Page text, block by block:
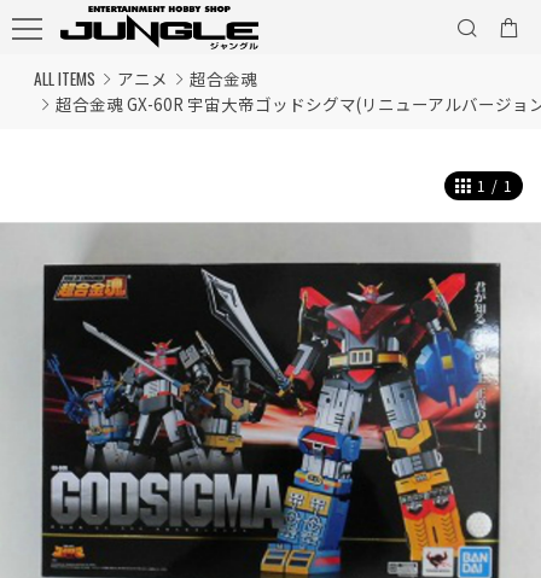
ALL ITEMS アニメ
超合金魂
超合金魂 GX-60R 宇宙大帝ゴッドシグマ(リニューアルバージョ
1 / 1